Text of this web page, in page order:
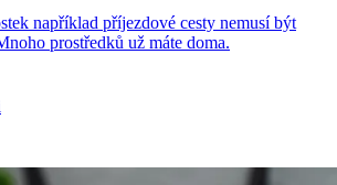
například příjezdové cesty nemusí být
prostředků už máte doma.